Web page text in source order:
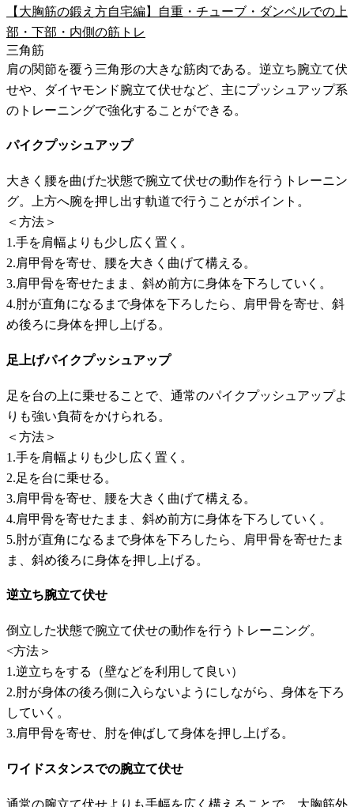
【大胸筋の鍛え方自宅編】自重・チューブ・ダンベルでの上
部・下部・内側の筋トレ
三角筋
肩の関節を覆う三角形の大きな筋肉である。逆立ち腕立て伏
せや、ダイヤモンド腕立て伏せなど、主にプッシュアップ系
のトレーニングで強化することができる。
パイクプッシュアップ
大きく腰を曲げた状態で腕立て伏せの動作を行うトレーニン
グ。上方へ腕を押し出す軌道で行うことがポイント。
＜方法＞
1.手を肩幅よりも少し広く置く。
2.肩甲骨を寄せ、腰を大きく曲げて構える。
3.肩甲骨を寄せたまま、斜め前方に身体を下ろしていく。
4.肘が直角になるまで身体を下ろしたら、肩甲骨を寄せ、斜
め後ろに身体を押し上げる。
足上げパイクプッシュアップ
足を台の上に乗せることで、通常のパイクプッシュアップよ
りも強い負荷をかけられる。
＜方法＞
1.手を肩幅よりも少し広く置く。
2.足を台に乗せる。
3.肩甲骨を寄せ、腰を大きく曲げて構える。
4.肩甲骨を寄せたまま、斜め前方に身体を下ろしていく。
5.肘が直角になるまで身体を下ろしたら、肩甲骨を寄せたま
ま、斜め後ろに身体を押し上げる。
逆立ち腕立て伏せ
倒立した状態で腕立て伏せの動作を行うトレーニング。
<方法＞
1.逆立ちをする（壁などを利用して良い）
2.肘が身体の後ろ側に入らないようにしながら、身体を下ろ
していく。
3.肩甲骨を寄せ、肘を伸ばして身体を押し上げる。
ワイドスタンスでの腕立て伏せ
通常の腕立て伏せよりも手幅を広く構えることで、大胸筋外